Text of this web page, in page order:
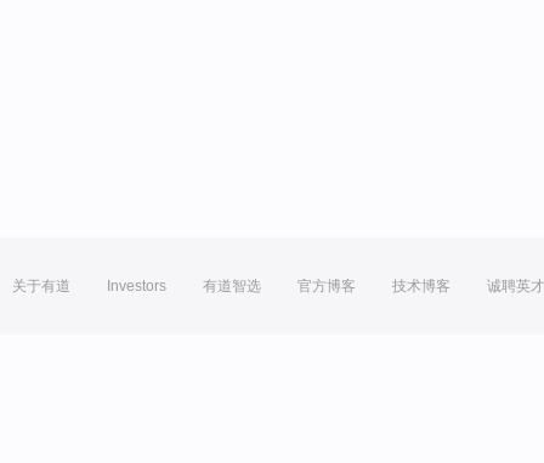
关于有道 Investors 有道智选 官方博客 技术博客 诚聘英才